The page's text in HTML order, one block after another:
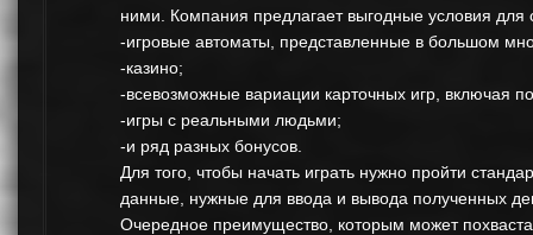
ними. Компания предлагает выгодные условия для
-игровые автоматы, представленные в большом
-казино;
-всевозможные вариации карточных игр, включая
-игры с реальными людьми;
-и ряд разных бонусов.
Для того, чтобы начать играть нужно пройти
данные, нужные для ввода и вывода полученных
Очередное преимущество, которым может